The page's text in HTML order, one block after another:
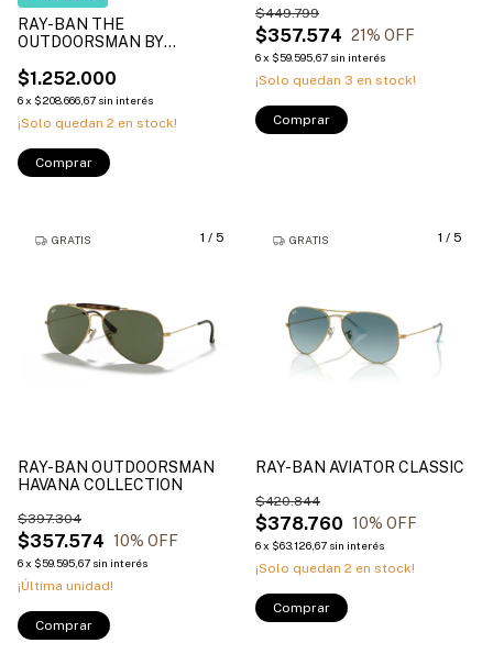
RAY-BAN THE
OUTDOORSMAN BY
$1.252.000
6x $208.666,67 sin interés
¡Solo quedan 2 en stock!
Comprar
$357.574
$449.799
21% OFF
6x $59.595,67 sin interés
¡Solo quedan 3 en stock!
Comprar
1 / 5
GRATIS
RAY-BAN OUTDOORSMAN
HAVANA COLLECTION
$357.574
$397.304
10% OFF
6x $59.595,67 sin interés
¡Última unidad!
Comprar
1 / 5
GRATIS
RAY-BAN AVIATOR CLASSIC
$378.760
$420.844
10% OFF
6x $63.126,67 sin interés
¡Solo quedan 2 en stock!
Comprar